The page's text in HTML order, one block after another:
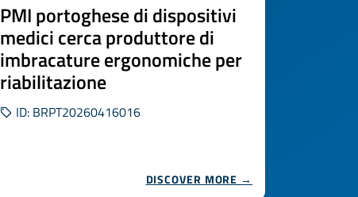
PMI portoghese di dispositivi
medici cerca produttore di
imbracature ergonomiche per
riabilitazione
ID: BRPT20260416016
DISCOVER MORE →